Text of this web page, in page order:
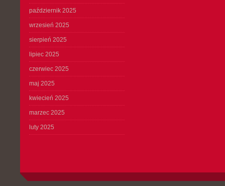
październik 2025
wrzesień 2025
sierpień 2025
lipiec 2025
czerwiec 2025
maj 2025
kwiecień 2025
marzec 2025
luty 2025